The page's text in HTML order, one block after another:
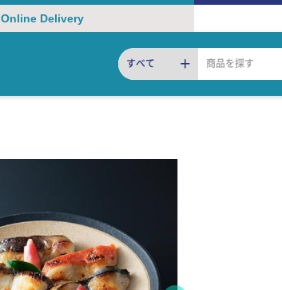
Online Delivery
すべて